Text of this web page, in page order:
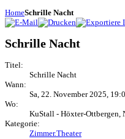
HomeSchrille Nacht
Schrille Nacht
Titel:
Schrille Nacht
Wann:
Sa, 22. November 2025,
Wo:
KuStall - Höxter-Ottbergen,
Kategorie:
Zimmer.Theater